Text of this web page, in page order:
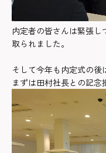
内定者の皆さんは緊張
取られました。
そして今年も内定式の後
まずは田村社長との記念